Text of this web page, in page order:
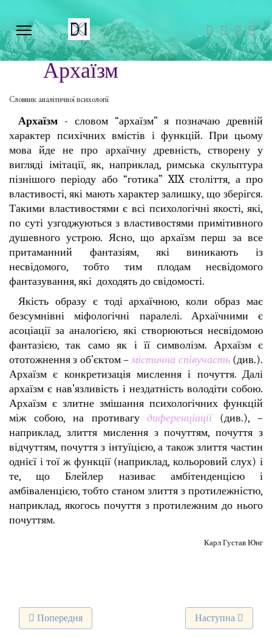
Архаїзм
Словник аналітичної психології
Архаїзм - словом “архаїзм” я позначаю древній
характер психічних вмістів і функцій. При цьому
мова йде не про архаїчну древність, створену у
вигляді імітації, як, наприклад, римська скульптура
пізнішого періоду або “готика” XIX століття, а про
властивості, які мають характер залишку, що зберігся.
Такими властивостями є всі психологічні якості, які,
по суті узгоджуються з властивостями примітивного
душевного устрою. Ясно, що архаїзм перш за все
притаманний фантазіям, які виникають із
несвідомого, тобто тим плодам несвідомого
фантазування, які доходять до свідомості.
Якість образу є тоді архаїчною, коли образ має
безсумнівні міфологічні паралелі. Архаїчними є
асоціації за аналогією, які створюються несвідомою
фантазією, так само як і її символізм. Архаїзм є
ототожнення з об’єктом – містична співучасть(див.).
Архаїзм є конкретизація мислення і почуття. Далі
архаїзм є нав’язливість і нездатність володіти собою.
Архаїзм є злитне змішання психологічних функцій
між собою, на противагудиференціації
(див.), –
наприклад, злиття мислення з почуттям, почуття з
відчуттям, почуття з інтуїцією, а також злиття частин
однієї і тої ж функції (наприклад, кольоровий слух) і
те, що Блейлер називає амбітенденцією і
амбіваленцією, тобто станом злиття з протилежністю,
наприклад, якогось почуття з протилежним до нього
почуттям.
Карл Густав Юнг
Попередня стаття: Апперцепція
Попередня Наступна стаття:
Наступна